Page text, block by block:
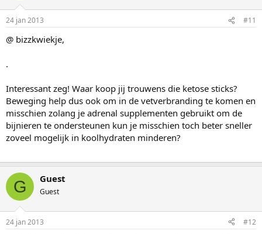
24 jan 2013 #11
@ bizzkwiekje,
.
Interessant zeg! Waar koop jij trouwens die ketose sticks?
Beweging help dus ook om in de vetverbranding te komen en
misschien zolang je adrenal supplementen gebruikt om de
bijnieren te ondersteunen kun je misschien toch beter sneller
zoveel mogelijk in koolhydraten minderen?
G Guest
Guest
24 jan 2013 #12